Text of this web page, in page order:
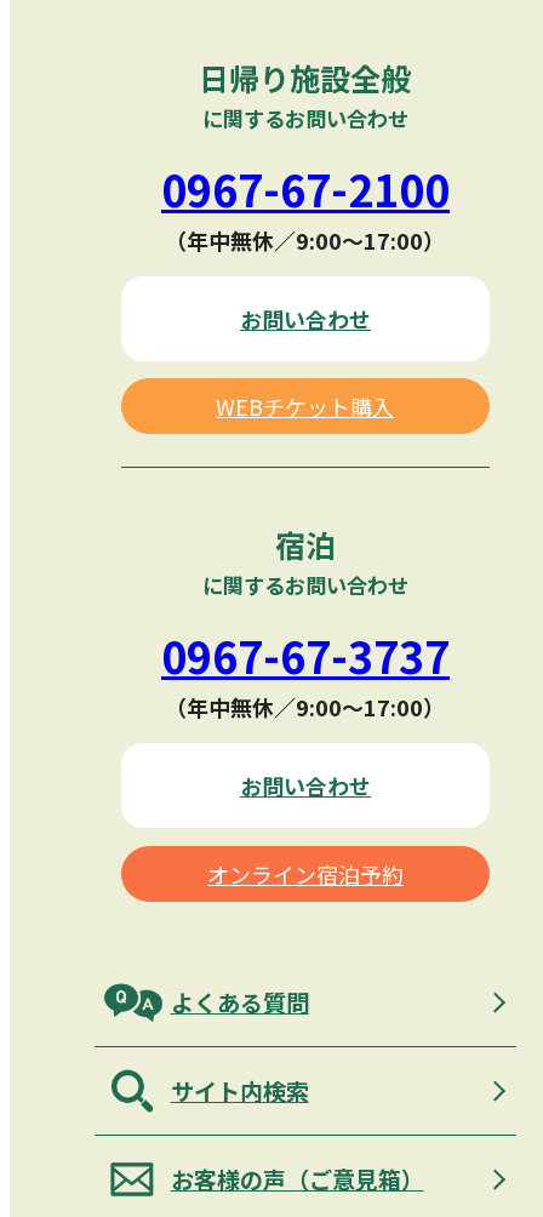
日帰り施設全般
に関するお問い合わせ
0967-67-2100
（年中無休／9:00〜17:00）
お問い合わせ
WEBチケット購入
宿泊
に関するお問い合わせ
0967-67-3737
（年中無休／9:00〜17:00）
お問い合わせ
オンライン宿泊予約
よくある質問
サイト内検索
お客様の声（ご意見箱）